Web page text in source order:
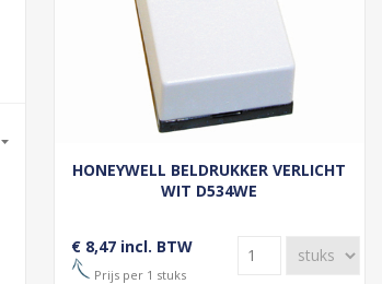
HONEYWELL BELDRUKKER VERLICHT
WIT D534WE
€ 8,47 incl. BTW
Prijs per 1 stuks